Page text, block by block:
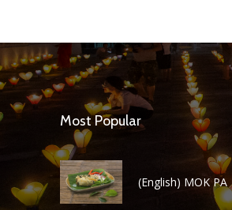
Most Popular
(English) MOK PA